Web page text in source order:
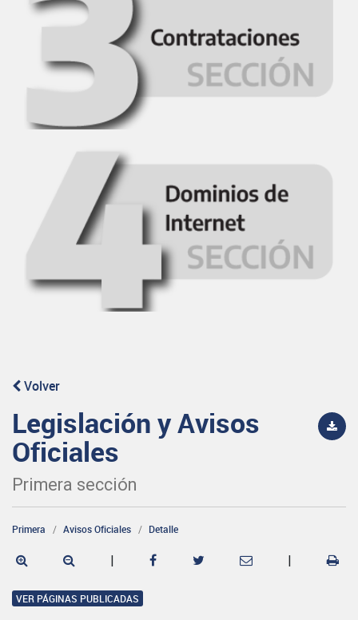
Volver
Legislación y Avisos
Oficiales
Primera sección
Primera Avisos Oficiales Detalle
| |
VER PÁGINAS PUBLICADAS